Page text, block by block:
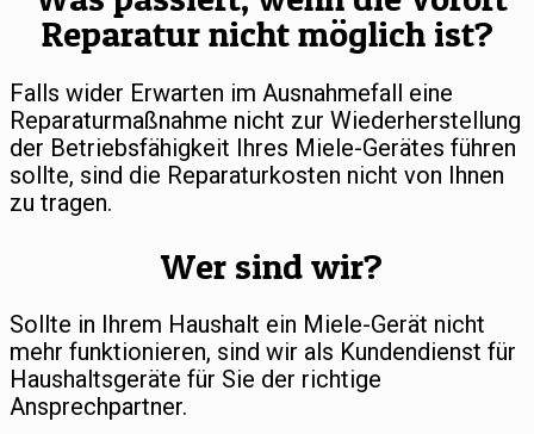
Reparatur nicht möglich ist?
Falls wider Erwarten im Ausnahmefall eine
Reparaturmaßnahme nicht zur Wiederherstellung
der Betriebsfähigkeit Ihres Miele-Gerätes führen
sollte, sind die Reparaturkosten nicht von Ihnen
zu tragen.
Wer sind wir?
Sollte in Ihrem Haushalt ein Miele-Gerät nicht
mehr funktionieren, sind wir als Kundendienst für
Haushaltsgeräte für Sie der richtige
Ansprechpartner.